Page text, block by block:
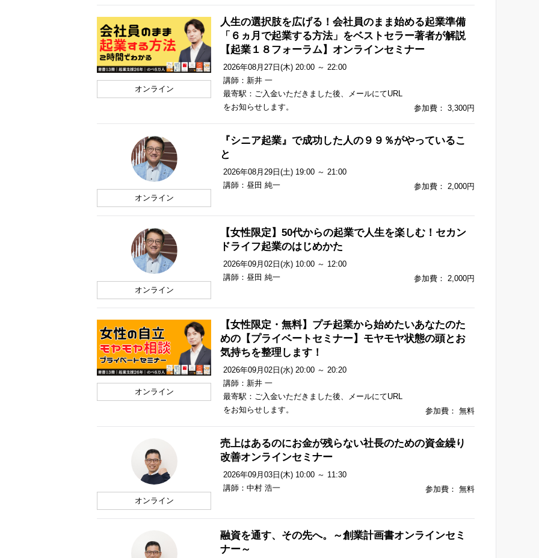
オンライン
人生の選択肢を広げる！会社員のまま始める起業準備
「６ヵ月で起業する方法」をベストセラー著者が解説
【起業１８フォーラム】オンラインセミナー
2026年08月27日(木) 20:00 ～ 22:00
講師：新井 一
最寄駅：ご入金いただきました後、メールにてURL
をお知らせします。
参加費： 3,300円
オンライン
『シニア起業』で成功した人の９９％がやっているこ
と
2026年08月29日(土) 19:00 ～ 21:00
講師：昼田 純一
参加費： 2,000円
オンライン
【女性限定】50代からの起業で人生を楽しむ！セカン
ドライフ起業のはじめかた
2026年09月02日(水) 10:00 ～ 12:00
講師：昼田 純一
参加費： 2,000円
オンライン
【女性限定・無料】プチ起業から始めたいあなたのた
めの【プライベートセミナー】モヤモヤ状態の頭とお
気持ちを整理します！
2026年09月02日(水) 20:00 ～ 20:20
講師：新井 一
最寄駅：ご入金いただきました後、メールにてURL
をお知らせします。
参加費： 無料
オンライン
売上はあるのにお金が残らない社長のための資金繰り
改善オンラインセミナー
2026年09月03日(木) 10:00 ～ 11:30
講師：中村 浩一
参加費： 無料
融資を通す、その先へ。～創業計画書オンラインセミ
ナー～